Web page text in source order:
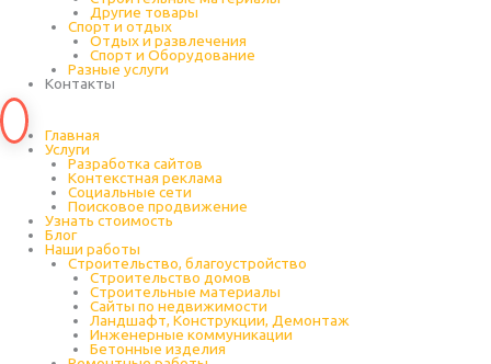
Другие товары
Спорт и отдых
Отдых и развлечения
Спорт и Оборудование
Разные услуги
Контакты
Главная
Услуги
Разработка сайтов
Контекстная реклама
Социальные сети
Поисковое продвижение
Узнать стоимость
Блог
Наши работы
Строительство, благоустройство
Строительство домов
Строительные материалы
Сайты по недвижимости
Ландшафт, Конструкции, Демонтаж
Инженерные коммуникации
Бетонные изделия